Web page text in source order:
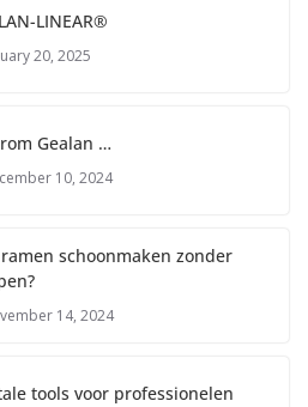
LINEAR®
20, 2025
Gealan …
10, 2024
ramen schoonmaken zonder
14, 2024
tools voor professionelen